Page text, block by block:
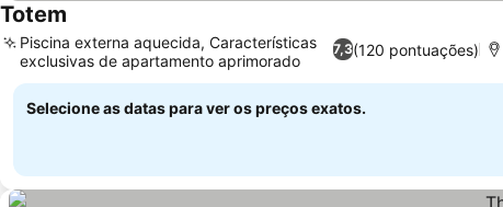
Totem
7,3(120 pontuações)
Piscina externa aquecida, Características
exclusivas de apartamento aprimorado
Selecione as datas para ver os preços exatos.